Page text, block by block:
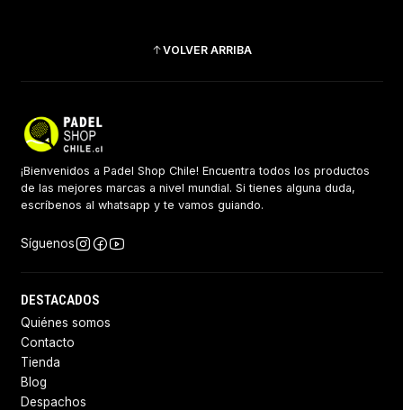
VOLVER ARRIBA
¡Bienvenidos a Padel Shop Chile! Encuentra todos los productos
de las mejores marcas a nivel mundial. Si tienes alguna duda,
escríbenos al whatsapp y te vamos guiando.
Síguenos
DESTACADOS
Quiénes somos
Contacto
Tienda
Blog
Despachos